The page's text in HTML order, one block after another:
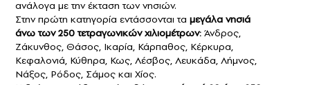
ανάλογα με την έκταση των νησιών.
Στην πρώτη κατηγορία εντάσσονται τα μεγάλα νησιά
άνω των 250 τετραγωνικών χιλιομέτρων: Άνδρος,
Ζάκυνθος, Θάσος, Ικαρία, Κάρπαθος, Κέρκυρα,
Κεφαλονιά, Κύθηρα, Κως, Λέσβος, Λευκάδα, Λήμνος,
Νάξος, Ρόδος, Σάμος και Χίος.